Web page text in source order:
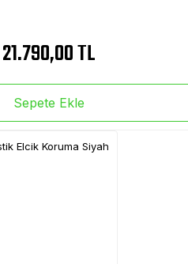
21.790,00 TL
Sepete Ekle